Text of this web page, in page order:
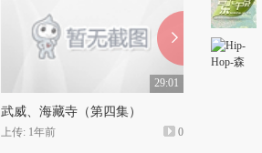
29:01
武威、海藏寺（第四集）
上传: 1年前 0